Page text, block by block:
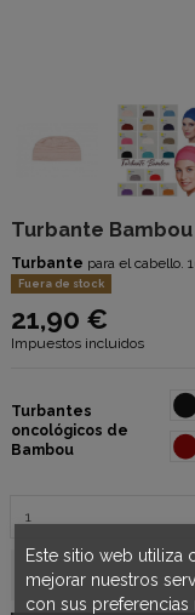
Turbante Bambou
Turbante para el cabello.
Fuera de stock
21,90 €
Impuestos incluidos
Turbantes
oncológicos de
Bambou
Este sitio web utiliza
mejorar nuestros
con sus